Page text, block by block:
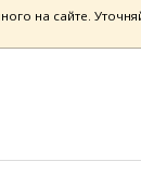
на сайте.